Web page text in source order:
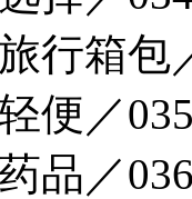
行箱包
便／
品／